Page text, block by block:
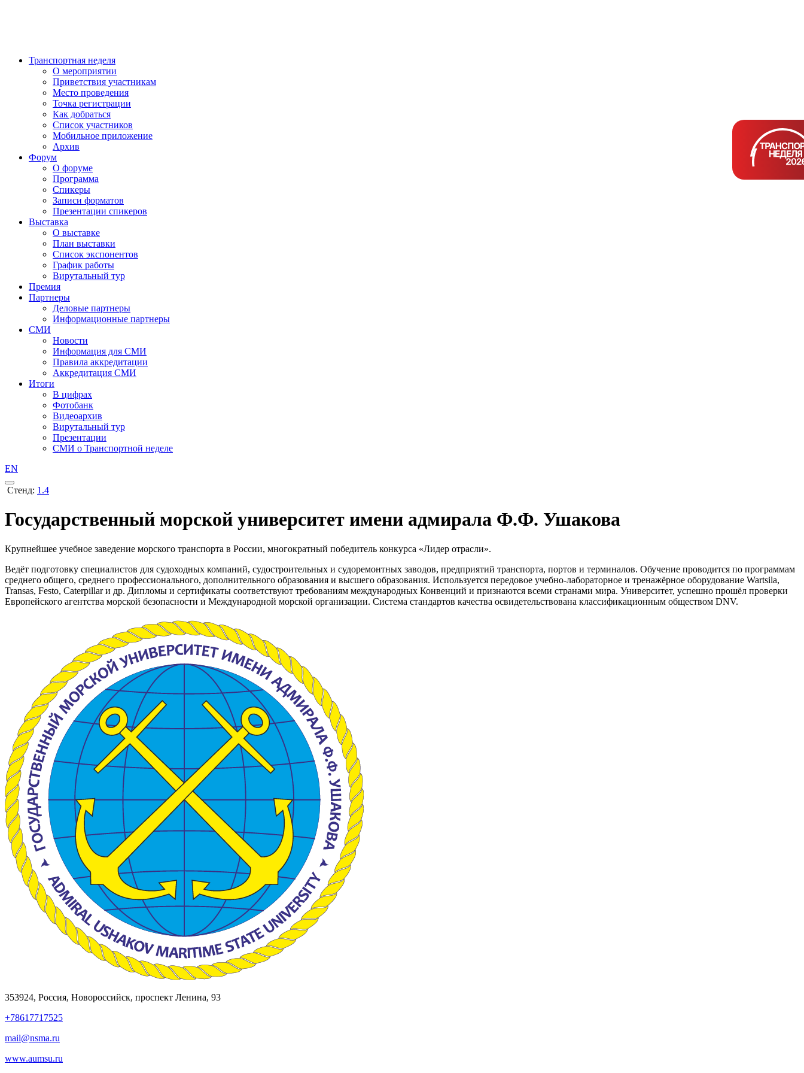
Транспортная неделя
О мероприятии
Приветствия участникам
Место проведения
Точка регистрации
Как добраться
Список участников
Мобильное приложение
Архив
Форум
О форуме
Программа
Спикеры
Записи форматов
Презентации спикеров
Выставка
О выставке
План выставки
Список экспонентов
График работы
Вирутальный тур
Премия
Партнеры
Деловые партнеры
Информационные партнеры
СМИ
Новости
Информация для СМИ
Правила аккредитации
Аккредитация СМИ
Итоги
В цифрах
Фотобанк
Видеоархив
Вирутальный тур
Презентации
СМИ о Транспортной неделе
EN
Стенд: 1.4
Государственный морской университет имени адмирала Ф.Ф. Ушакова
Крупнейшее учебное заведение морского транспорта в России, многократный победитель конкурса «Лидер отрасли».
Ведёт подготовку специалистов для судоходных компаний, судостроительных и судоремонтных заводов, предприятий транспорта, портов и терминалов. Обучение проводится по программам
среднего общего, среднего профессионального, дополнительного образования и высшего образования. Используется передовое учебно-лабораторное и тренажёрное оборудование Wartsila,
Transas, Festo, Caterpillar и др. Дипломы и сертификаты соответствуют требованиям международных Конвенций и признаются всеми странами мира. Университет, успешно прошёл проверки
Европейского агентства морской безопасности и Международной морской организации. Система стандартов качества освидетельствована классификационным обществом DNV.
353924, Россия, Новороссийск, проспект Ленина, 93
+78617717525
mail@nsma.ru
www.aumsu.ru